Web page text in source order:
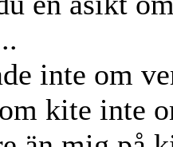
inte om
kite inte